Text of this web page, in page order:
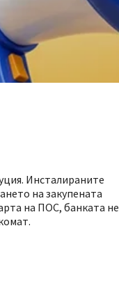
Инсталираните
на закупената
на ПОС, банката не